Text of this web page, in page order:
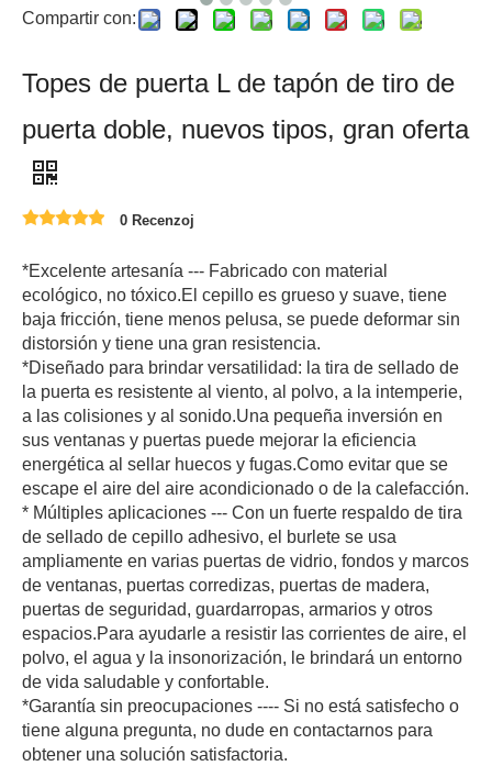
Compartir con:
Topes de puerta L de tapón de tiro de
puerta doble, nuevos tipos, gran oferta
0 Recenzoj
*Excelente artesanía --- Fabricado con material
ecológico, no tóxico.El cepillo es grueso y suave, tiene
baja fricción, tiene menos pelusa, se puede deformar sin
distorsión y tiene una gran resistencia.
*Diseñado para brindar versatilidad: la tira de sellado de
la puerta es resistente al viento, al polvo, a la intemperie,
a las colisiones y al sonido.Una pequeña inversión en
sus ventanas y puertas puede mejorar la eficiencia
energética al sellar huecos y fugas.Como evitar que se
escape el aire del aire acondicionado o de la calefacción.
* Múltiples aplicaciones --- Con un fuerte respaldo de tira
de sellado de cepillo adhesivo, el burlete se usa
ampliamente en varias puertas de vidrio, fondos y marcos
de ventanas, puertas corredizas, puertas de madera,
puertas de seguridad, guardarropas, armarios y otros
espacios.Para ayudarle a resistir las corrientes de aire, el
polvo, el agua y la insonorización, le brindará un entorno
de vida saludable y confortable.
*Garantía sin preocupaciones ---- Si no está satisfecho o
tiene alguna pregunta, no dude en contactarnos para
obtener una solución satisfactoria.